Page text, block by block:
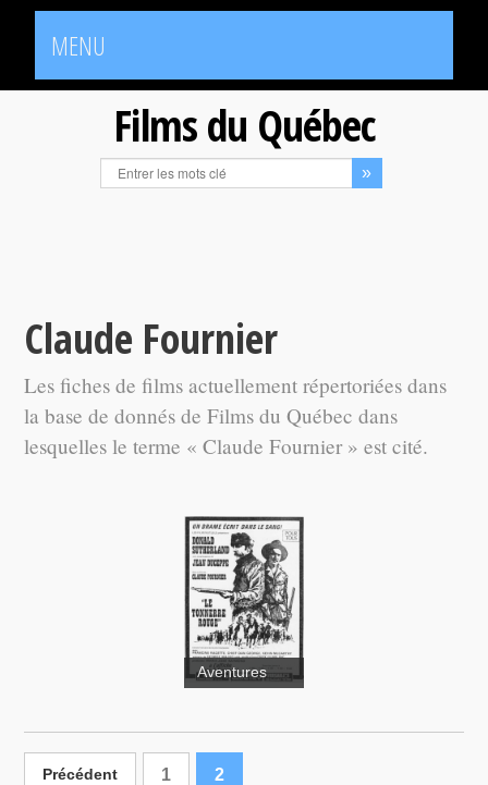
MENU
Films du Québec
Claude Fournier
Les fiches de films actuellement répertoriées dans
la base de donnés de Films du Québec dans
lesquelles le terme « Claude Fournier » est cité.
Alien
tonnerre
Aventures
Précédent 1 2